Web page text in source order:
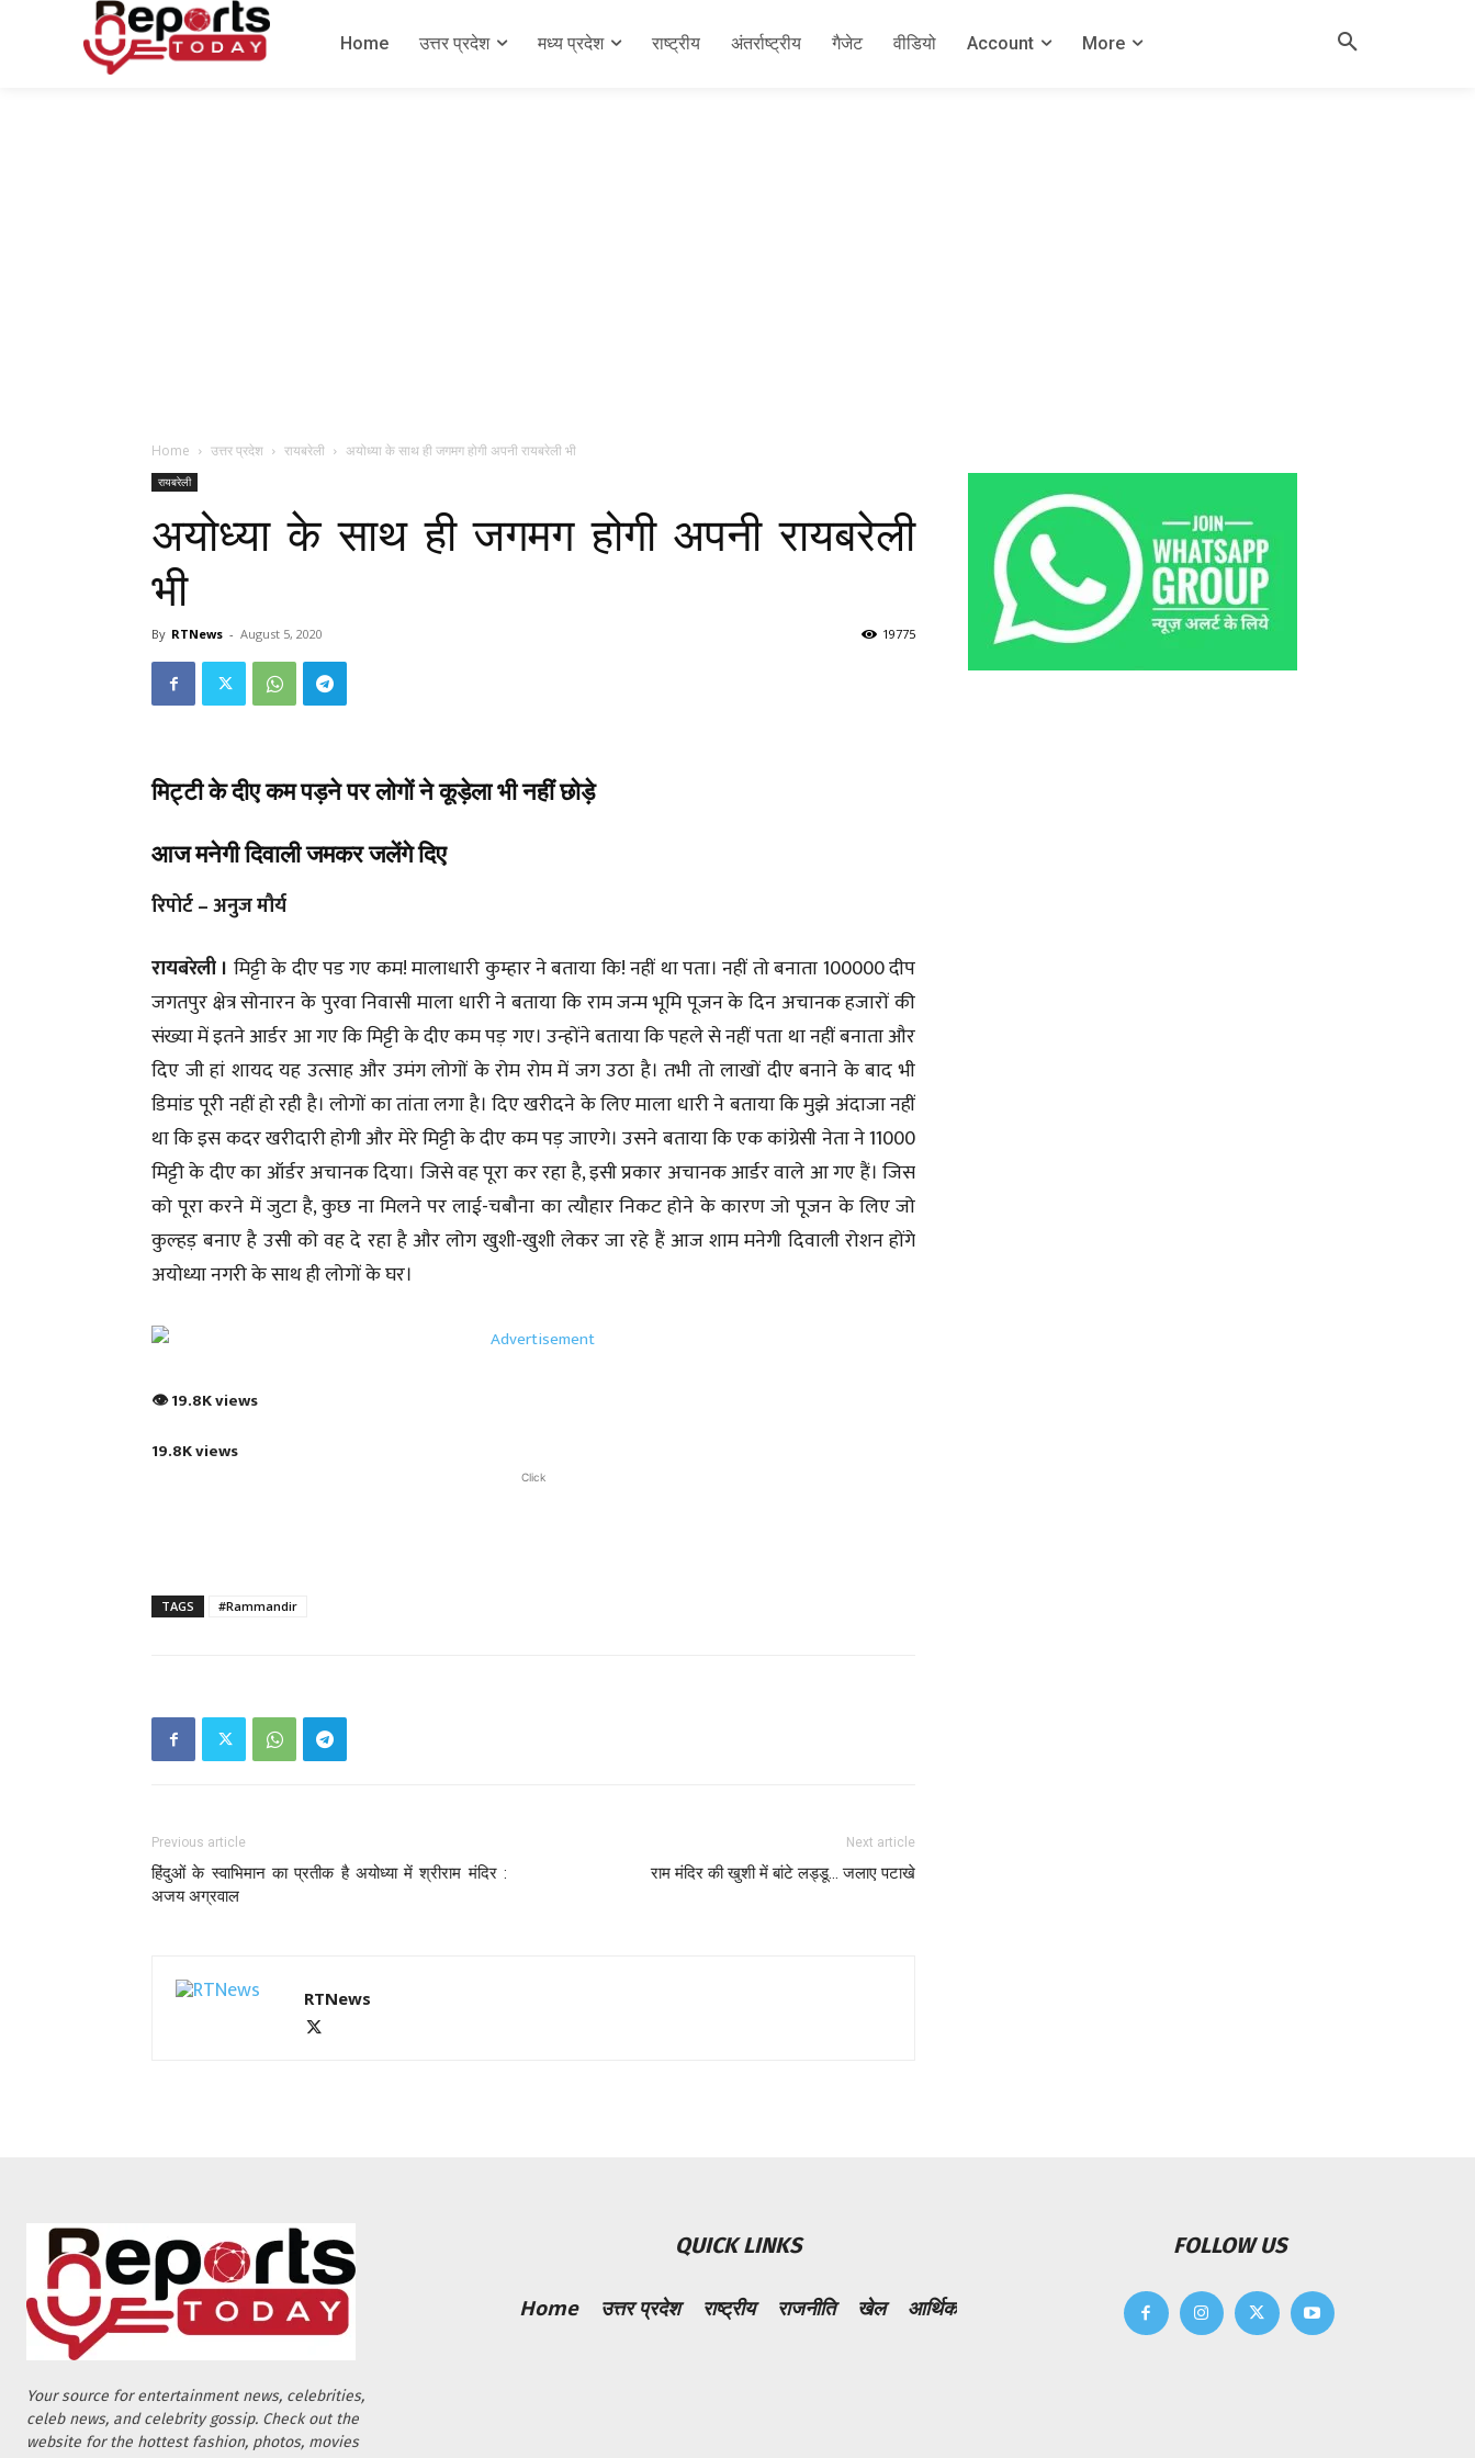
Home उत्तर प्रदेश मध्य प्रदेश राष्ट्रीय अंतर्राष्ट्रीय गैजेट वीडियो Account More
Home उत्तर प्रदेश रायबरेली अयोध्या के साथ ही जगमग होगी अपनी रायबरेली भी
रायबरेली
अयोध्या के साथ ही जगमग होगी अपनी रायबरेली
भी
By RTNews - August 5, 2020 19775
मिट्टी के दीए कम पड़ने पर लोगों ने कूड़ेला भी नहीं छोड़े
आज मनेगी दिवाली जमकर जलेंगे दिए
रिपोर्ट – अनुज मौर्य
रायबरेली । मिट्टी के दीए पड गए कम! मालाधारी कुम्हार ने बताया कि! नहीं था पता। नहीं तो बनाता 100000 दीप
जगतपुर क्षेत्र सोनारन के पुरवा निवासी माला धारी ने बताया कि राम जन्म भूमि पूजन के दिन अचानक हजारों की
संख्या में इतने आर्डर आ गए कि मिट्टी के दीए कम पड़ गए। उन्होंने बताया कि पहले से नहीं पता था नहीं बनाता और
दिए जी हां शायद यह उत्साह और उमंग लोगों के रोम रोम में जग उठा है। तभी तो लाखों दीए बनाने के बाद भी
डिमांड पूरी नहीं हो रही है। लोगों का तांता लगा है। दिए खरीदने के लिए माला धारी ने बताया कि मुझे अंदाजा नहीं
था कि इस कदर खरीदारी होगी और मेरे मिट्टी के दीए कम पड़ जाएगे। उसने बताया कि एक कांग्रेसी नेता ने 11000
मिट्टी के दीए का ऑर्डर अचानक दिया। जिसे वह पूरा कर रहा है, इसी प्रकार अचानक आर्डर वाले आ गए हैं। जिस
को पूरा करने में जुटा है, कुछ ना मिलने पर लाई-चबौना का त्यौहार निकट होने के कारण जो पूजन के लिए जो
कुल्हड़ बनाए है उसी को वह दे रहा है और लोग खुशी-खुशी लेकर जा रहे हैं आज शाम मनेगी दिवाली रोशन होंगे
अयोध्या नगरी के साथ ही लोगों के घर।
👁 19.8K views
19.8K views
Click
TAGS #Rammandir
Previous article
हिंदुओं के स्वाभिमान का प्रतीक है अयोध्या में श्रीराम मंदिर :
अजय अग्रवाल
Next article
राम मंदिर की खुशी में बांटे लड्डू… जलाए पटाखे
RTNews
Your source for entertainment news, celebrities,
celeb news, and celebrity gossip. Check out the
website for the hottest fashion, photos, movies
QUICK LINKS
Home उत्तर प्रदेश राष्ट्रीय राजनीति खेल आर्थिक
FOLLOW US